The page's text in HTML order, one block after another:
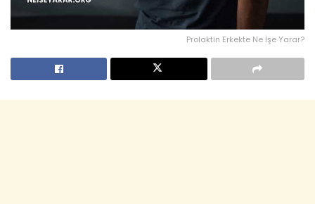
Prolaktin Erkekte Ne İşe Yarar?